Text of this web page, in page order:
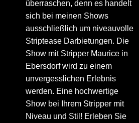
überraschen, denn es handelt
sich bei meinen Shows
ausschließlich um niveauvolle
Striptease Darbietungen. Die
Show mit Stripper Maurice in
Ebersdorf wird zu einem
unvergesslichen Erlebnis
werden. Eine hochwertige
Show bei Ihrem Stripper mit
Niveau und Stil! Erleben Sie